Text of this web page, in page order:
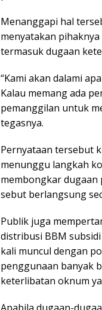
Menanggapi hal
menyatakan
termasuk dugaan
“Kami akan dalami
Kalau memang ada
pemanggilan untuk
tegasnya.
Pernyataan tersebut
menunggu langkah
membongkar dugaan
sebut berlangsung
Publik juga
distribusi BBM
kali muncul dengan
penggunaan banyak
keterlibatan oknum